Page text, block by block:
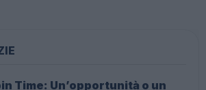
Time: Un’opportunità o un